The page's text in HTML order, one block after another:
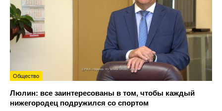
Общество
Люлин: все заинтересованы в том, чтобы каждый
нижегородец подружился со спортом